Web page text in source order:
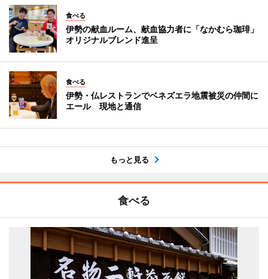
食べる
伊勢の献血ルーム、献血協力者に「なかむら珈琲」
オリジナルブレンド進呈
食べる
伊勢・仏レストランでベネズエラ地震被災の仲間に
エール 現地と通信
もっと見る
食べる